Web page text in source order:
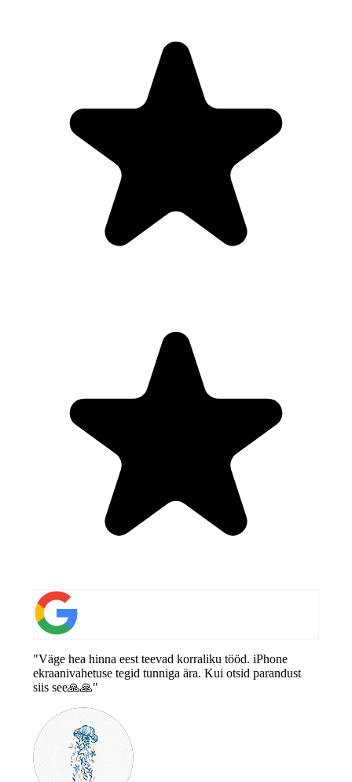
"Väge hea hinna eest teevad korraliku tööd. iPhone
ekraanivahetuse tegid tunniga ära. Kui otsid parandust
siis see🙏🙏"